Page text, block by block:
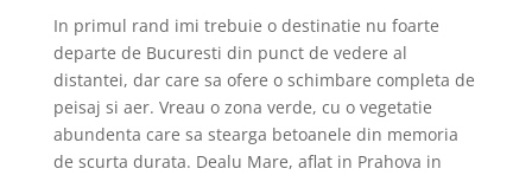
In primul rand imi trebuie o destinatie nu foarte
departe de Bucuresti din punct de vedere al
distantei, dar care sa ofere o schimbare completa de
peisaj si aer. Vreau o zona verde, cu o vegetatie
abundenta care sa stearga betoanele din memoria
de scurta durata. Dealu Mare, aflat in Prahova in